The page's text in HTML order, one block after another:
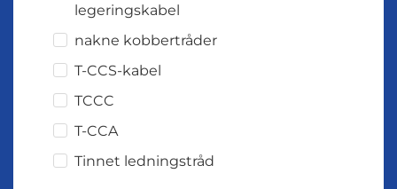
legeringskabel
nakne kobbertråder
T-CCS-kabel
TCCC
T-CCA
Tinnet ledningstråd